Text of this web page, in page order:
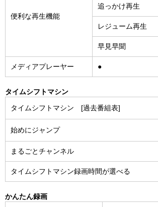
便利な再生機能
追っかけ再生
レジューム再生
早見早聞
メディアプレーヤー ●
タイムシフトマシン
タイムシフトマシン [過去番組表]
始めにジャンプ
まるごとチャンネル
タイムシフトマシン録画時間が選べる
かんたん録画